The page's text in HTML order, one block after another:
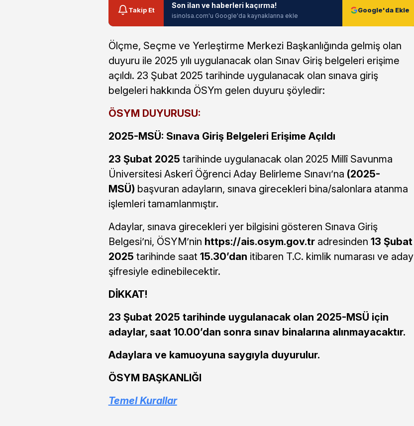
Takip Et
Son ilan ve haberleri kaçırma!
isinolsa.com'u Google'da kaynaklarına ekle
Google'da Ekle
Ölçme, Seçme ve Yerleştirme Merkezi Başkanlığında gelmiş olan
duyuru ile 2025 yılı uygulanacak olan Sınav Giriş belgeleri erişime
açıldı. 23 Şubat 2025 tarihinde uygulanacak olan sınava giriş
belgeleri hakkında ÖSYm gelen duyuru şöyledir:
ÖSYM DUYURUSU:
2025-MSÜ: Sınava Giriş Belgeleri Erişime Açıldı
23 Şubat 2025 tarihinde uygulanacak olan 2025 Millî Savunma
Üniversitesi Askerî Öğrenci Aday Belirleme Sınavı’na (2025-
MSÜ) başvuran adayların, sınava girecekleri bina/salonlara atanma
işlemleri tamamlanmıştır.
Adaylar, sınava girecekleri yer bilgisini gösteren Sınava Giriş
Belgesi’ni, ÖSYM’nin https://ais.osym.gov.tradresinden 13 Şubat
2025 tarihinde saat 15.30’dan itibaren T.C. kimlik numarası ve aday
şifresiyle edinebilecektir.
DİKKAT!
23 Şubat 2025 tarihinde uygulanacak olan 2025-MSÜ için
adaylar, saat 10.00’dan sonra sınav binalarına alınmayacaktır.
Adaylara ve kamuoyuna saygıyla duyurulur.
ÖSYM BAŞKANLIĞI
Temel Kurallar